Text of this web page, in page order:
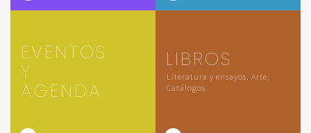
EVENTOS
Y
AGENDA
LIBROS
Literatura y ensayos, Arte,
Catálogos